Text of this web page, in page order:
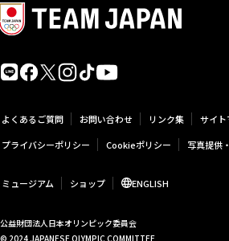
よくあるご質問 お問い合わせ リンク集
サイ
プライバシーポリシー
Cookieポリシー 写真提供
ミュージアム ショップ ENGLISH
公益財団法人日本オリンピック委員会
© 2024 JAPANESE OLYMPIC COMMITTEE